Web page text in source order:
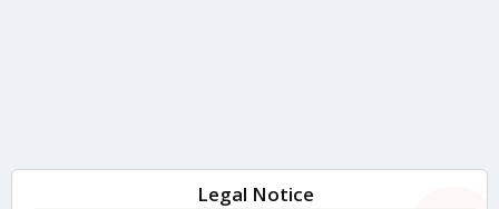
Legal Notice